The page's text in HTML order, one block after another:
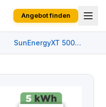
Angebot finden
SunEnergyXT 500
Modulset 960 Wp
W) / 5 kWh / Solyco